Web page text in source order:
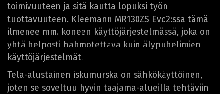
toimivuuteen ja sitä kautta lopuksi työn
tuottavuuteen. Kleemann MR130ZS Evo2:ssa tämä
ilmenee mm. koneen käyttöjärjestelmässä, joka on
yhtä helposti hahmotettava kuin älypuhelimien
käyttöjärjestelmät.
Tela-alustainen iskumurska on sähkökäyttöinen,
joten se soveltuu hyvin taajama-alueilla tehtäviin